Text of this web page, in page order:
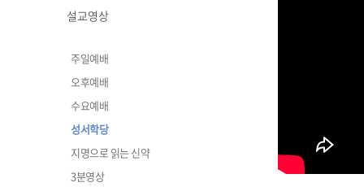
설교영상
주일예배
오후예배
수요예배
성서학당
지명으로 읽는 신약
3분영상